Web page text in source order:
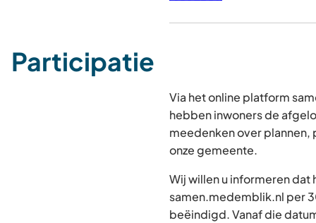
Participatie
Via het online platform
hebben inwoners de
meedenken over
onze gemeente.
Wij willen u informeren dat
samen.medemblik.nl per
beëindigd. Vanaf die